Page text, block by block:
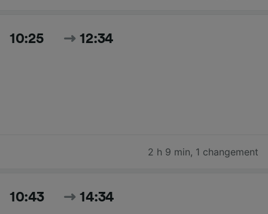
10:25 12:34
2 h 9 min, 1 changement
10:43 14:34